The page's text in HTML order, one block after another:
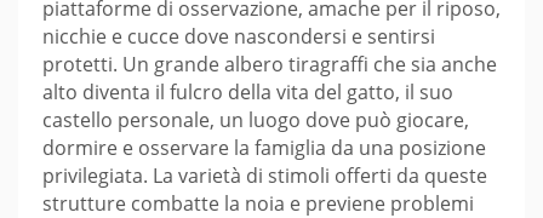
piattaforme di osservazione, amache per il riposo,
nicchie e cucce dove nascondersi e sentirsi
protetti. Un grande albero tiragraffi che sia anche
alto diventa il fulcro della vita del gatto, il suo
castello personale, un luogo dove può giocare,
dormire e osservare la famiglia da una posizione
privilegiata. La varietà di stimoli offerti da queste
strutture combatte la noia e previene problemi